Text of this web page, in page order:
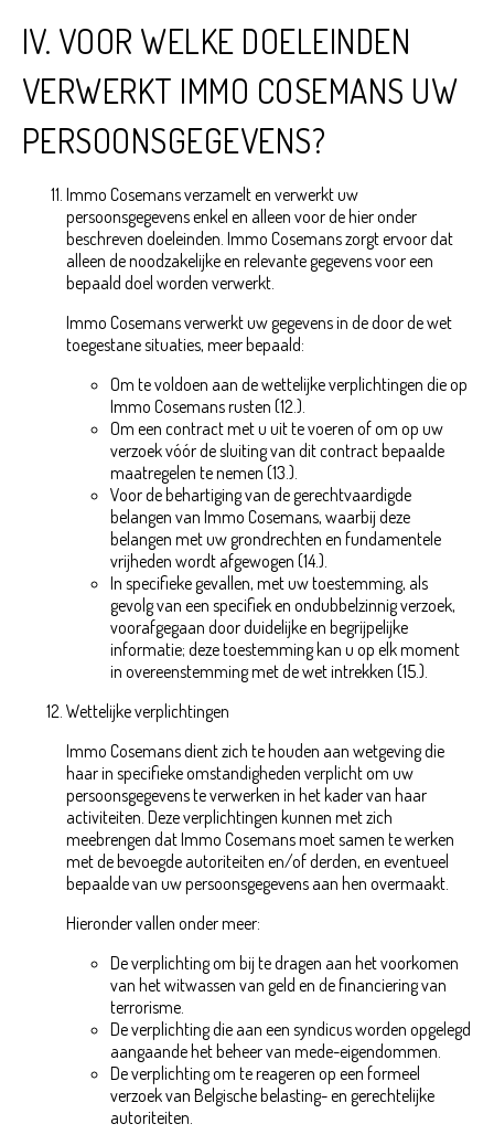
IV. VOOR WELKE DOELEINDEN
VERWERKT IMMO COSEMANS UW
PERSOONSGEGEVENS?
Immo Cosemans verzamelt en verwerkt uw
persoonsgegevens enkel en alleen voor de hier onder
beschreven doeleinden. Immo Cosemans zorgt ervoor dat
alleen de noodzakelijke en relevante gegevens voor een
bepaald doel worden verwerkt.
Immo Cosemans verwerkt uw gegevens in de door de wet
toegestane situaties, meer bepaald:
Om te voldoen aan de wettelijke verplichtingen die op
Immo Cosemans rusten (12.).
Om een contract met u uit te voeren of om op uw
verzoek vóór de sluiting van dit contract bepaalde
maatregelen te nemen (13.).
Voor de behartiging van de gerechtvaardigde
belangen van Immo Cosemans, waarbij deze
belangen met uw grondrechten en fundamentele
vrijheden wordt afgewogen (14.).
In specifieke gevallen, met uw toestemming, als
gevolg van een specifiek en ondubbelzinnig verzoek,
voorafgegaan door duidelijke en begrijpelijke
informatie; deze toestemming kan u op elk moment
in overeenstemming met de wet intrekken (15.).
Wettelijke verplichtingen
Immo Cosemans dient zich te houden aan wetgeving die
haar in specifieke omstandigheden verplicht om uw
persoonsgegevens te verwerken in het kader van haar
activiteiten. Deze verplichtingen kunnen met zich
meebrengen dat Immo Cosemans moet samen te werken
met de bevoegde autoriteiten en/of derden, en eventueel
bepaalde van uw persoonsgegevens aan hen overmaakt.
Hieronder vallen onder meer:
De verplichting om bij te dragen aan het voorkomen
van het witwassen van geld en de financiering van
terrorisme.
De verplichting die aan een syndicus worden opgelegd
aangaande het beheer van mede-eigendommen.
De verplichting om te reageren op een formeel
verzoek van Belgische belasting- en gerechtelijke
autoriteiten.